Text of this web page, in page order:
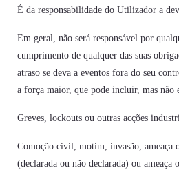
É da responsabilidade do Utilizador a
Em geral, não será responsável por
cumprimento de qualquer das suas
atraso se deva a eventos fora do seu
a força maior, que pode incluir, mas
Greves, lockouts ou outras acções
Comoção civil, motim, invasão, ameaça
(declarada ou não declarada) ou ameaça